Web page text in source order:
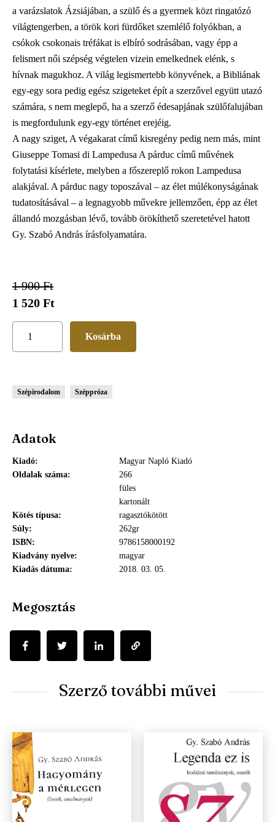
a varázslatok Ázsiájában, a szülő és a gyermek közt ringatózó
világtengerben, a török kori fürdőket szemlélő folyókban, a
csókok csokonais tréfákat is elbíró sodrásában, vagy épp a
felismert női szépség végtelen vizein emelkednek elénk, s
hívnak magukhoz. A világ legismertebb könyvének, a Bibliának
egy-egy sora pedig egész szigeteket épít a szerzővel együtt utazó
számára, s nem meglepő, ha a szerző édesapjának szülőfalujában
is megfordulunk egy-egy történet erejéig.
A nagy sziget, A végakarat című kisregény pedig nem más, mint
Giuseppe Tomasi di Lampedusa A párduc című művének
folytatási kísérlete, melyben a főszereplő rokon Lampedusa
alakjával. A párduc nagy toposzával – az élet múlékonyságának
tudatosításával – a legnagyobb művekre jellemzően, épp az élet
állandó mozgásban lévő, tovább örökíthető szeretetével hatott
Gy. Szabó András írásfolyamatára.
1 900 Ft
1 520 Ft
Szépirodalom Széppróza
Szerző további művei
Adatok
Kiadó
Magyar Napló Kiadó
Oldalak száma
266
Kötés típusa
füles
kartonált
ragasztókötött
Súly
262gr
ISBN
9786158000192
Kiadvány nyelve
magyar
Kiadás dátuma
2018. 03. 05.
Megosztás